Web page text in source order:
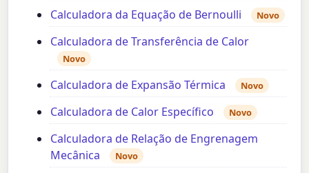
Calculadora da Equação de Bernoulli Novo
Calculadora de Transferência de Calor
Novo
Calculadora de Expansão Térmica Novo
Calculadora de Calor Específico Novo
Calculadora de Relação de Engrenagem
Mecânica
Novo